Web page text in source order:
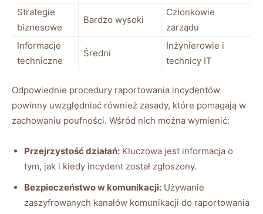
Strategie
biznesowe
Bardzo ‌wysoki
Członkowie ​
zarządu
Informacje
techniczne
Średni
Inżynierowie i
technicy‌ IT
Odpowiednie⁣ procedury raportowania incydentów⁤
powinny uwzględniać również zasady, które pomagają w
zachowaniu poufności. Wśród nich można wymienić:
Przejrzystość działań: Kluczowa jest⁣ informacja o
tym, ⁣jak i kiedy incydent został zgłoszony.
Bezpieczeństwo w komunikacji: Używanie
zaszyfrowanych kanałów komunikacji do raportowania⁢